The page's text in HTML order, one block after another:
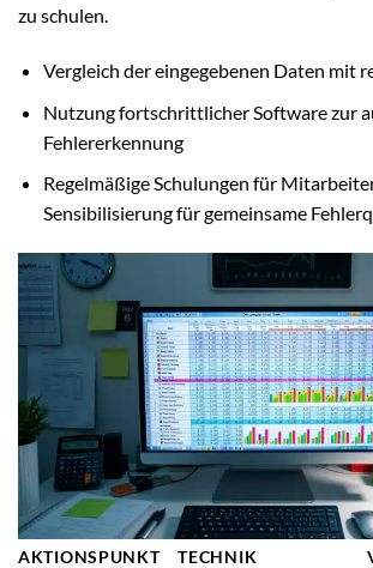
zu schulen.
Vergleich der eingegebenen Daten mit
Nutzung fortschrittlicher Software zur
Fehlererkennung
Regelmäßige Schulungen für
Sensibilisierung für gemeinsame
AKTIONSPUNKT TECHNIK